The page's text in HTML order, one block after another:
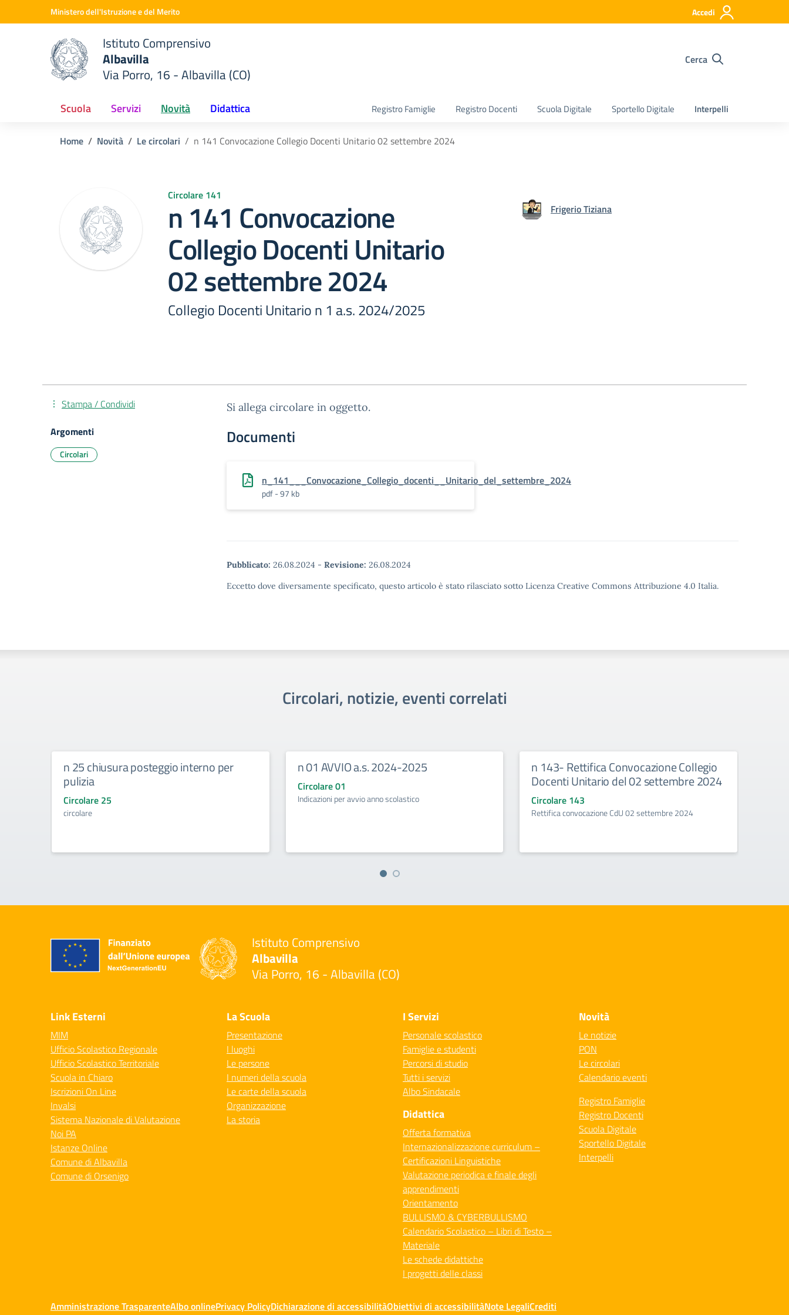
Vai ai contenuti
Vai al menu di navigazioneMinistero dell'Istruzione e del Merito Accedi
scuola
Istituto Comprensivo
Albavilla
Via Porro, 16 - Albavilla (CO)
Cerca
Scuola Servizi Novità Didattica Registro Famiglie Registro Docenti Scuola Digitale Sportello Digitale Interpelli
Home Novità Le circolari n 141 Convocazione Collegio Docenti Unitario 02 settembre 2024
Circolare 141
n 141 Convocazione
Collegio Docenti Unitario
02 settembre 2024
Collegio Docenti Unitario n 1 a.s. 2024/2025
Frigerio Tiziana
Si allega circolare in oggetto.
Documenti
n_141___Convocazione_Collegio_docenti__Unitario_del_settembre_2024
pdf - 97 kb
Pubblicato: 26.08.2024 - Revisione: 26.08.2024
Eccetto dove diversamente specificato, questo articolo è stato rilasciato sotto Licenza Creative Commons Attribuzione 4.0 Italia.
Stampa / Condividi
Argomenti
Circolari
Circolari, notizie, eventi correlati
n 25 chiusura posteggio interno per
pulizia
Circolare 25
circolare
n 01 AVVIO a.s. 2024-2025
Circolare 01
Indicazioni per avvio anno scolastico
n 143- Rettifica Convocazione Collegio
Docenti Unitario del 02 settembre 2024
Circolare 143
Rettifica convocazione CdU 02 settembre 2024
Istituto Comprensivo
Albavilla
Via Porro, 16 - Albavilla (CO)
Link Esterni
MIM
Ufficio Scolastico Regionale
Ufficio Scolastico Territoriale
Scuola in Chiaro
Iscrizioni On Line
Invalsi
Sistema Nazionale di Valutazione
Noi PA
Istanze Online
Comune di Albavilla
Comune di Orsenigo
La Scuola
Presentazione
I luoghi
Le persone
I numeri della scuola
Le carte della scuola
Organizzazione
La storia
I Servizi
Personale scolastico
Famiglie e studenti
Percorsi di studio
Tutti i servizi
Albo Sindacale
Didattica
Offerta formativa
Internazionalizzazione curriculum –
Certificazioni Linguistiche
Valutazione periodica e finale degli
apprendimenti
Orientamento
BULLISMO & CYBERBULLISMO
Calendario Scolastico – Libri di Testo –
Materiale
Le schede didattiche
I progetti delle classi
Novità
Le notizie
PON
Le circolari
Calendario eventi
Registro Famiglie
Registro Docenti
Scuola Digitale
Sportello Digitale
Interpelli
Amministrazione TrasparenteAlbo onlinePrivacy PolicyDichiarazione di accessibilitàObiettivi di accessibilitàNote LegaliCrediti